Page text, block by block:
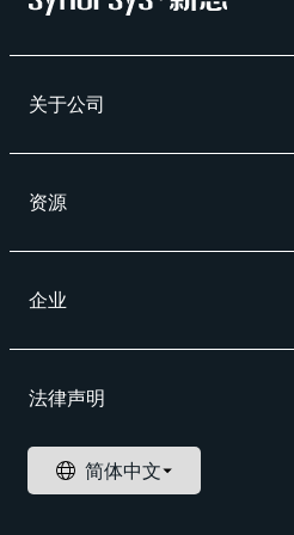
关于公司
资源
企业
法律声明